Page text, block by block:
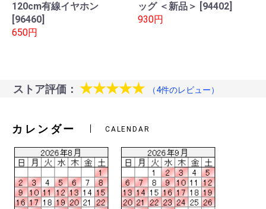
120cm有線イヤホン
[96460]
650円
ッグ ＜新品＞ [94402]
930円
ストア評価： ★★★★★ （4件のレビュー）
カレンダー CALENDAR